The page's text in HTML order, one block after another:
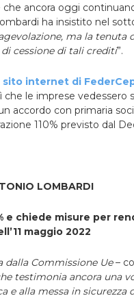
ancora oggi
ha insistito nel
ma la tenuta
cessione di tali crediti”.
sito internet di
che le imprese vedessero
accordo con primaria
110% previsto dal
LOMBARDI
e chiede misure per
maggio 2022
dalla Commissione Ue–
testimonia ancora una
e alla messa in sicurezza